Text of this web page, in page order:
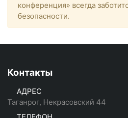
конференция» всегда
безопасности.
Контакты
АДРЕС
Таганрог, Некрасовский 44